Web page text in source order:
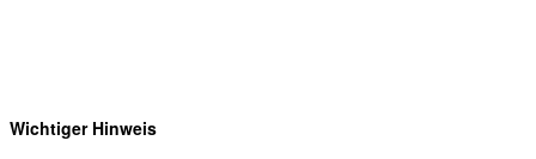
Wichtiger Hinweis